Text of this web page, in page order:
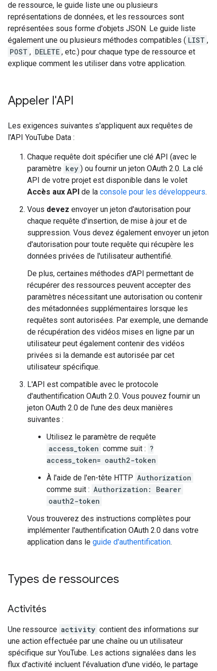
de ressource, le guide liste une ou plusieurs
représentations de données, et les ressources sont
représentées sous forme d'objets JSON. Le guide liste
également une ou plusieurs méthodes compatibles ( LIST ,
POST , DELETE , etc.) pour chaque type de ressource et
explique comment les utiliser dans votre application.
Appeler l'API
Les exigences suivantes s'appliquent aux requêtes de
l'API YouTube Data :
Chaque requête doit spécifier une clé API (avec le
paramètre key ) ou fournir un jeton OAuth 2.0. La clé
API de votre projet est disponible dans le volet
Accès aux API de la console pour les développeurs.
Vous devez envoyer un jeton d'autorisation pour
chaque requête d'insertion, de mise à jour et de
suppression. Vous devez également envoyer un jeton
d'autorisation pour toute requête qui récupère les
données privées de l'utilisateur authentifié.
De plus, certaines méthodes d'API permettant de
récupérer des ressources peuvent accepter des
paramètres nécessitant une autorisation ou contenir
des métadonnées supplémentaires lorsque les
requêtes sont autorisées. Par exemple, une demande
de récupération des vidéos mises en ligne par un
utilisateur peut également contenir des vidéos
privées si la demande est autorisée par cet
utilisateur spécifique.
L'API est compatible avec le protocole
d'authentification OAuth 2.0. Vous pouvez fournir un
jeton OAuth 2.0 de l'une des deux manières
suivantes :
Utilisez le paramètre de requête
access_token comme suit : ?
access_token= oauth2-token
À l'aide de l'en-tête HTTP Authorization
comme suit : Authorization: Bearer
oauth2-token
Vous trouverez des instructions complètes pour
implémenter l'authentification OAuth 2.0 dans votre
application dans le guide d'authentification.
Types de ressources
Activités
Une ressource activity contient des informations sur
une action effectuée par une chaîne ou un utilisateur
spécifique sur YouTube. Les actions signalées dans les
flux d'activité incluent l'évaluation d'une vidéo, le partage